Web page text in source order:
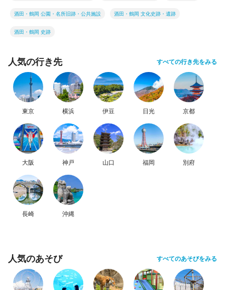
酒田・鶴岡 公園・名所旧跡・公共施設 酒田・鶴岡 文化史跡・遺跡
酒田・鶴岡 史跡
人気の行き先 すべての行き先をみる
東京 横浜 伊豆 日光 京都
大阪 神戸 山口 福岡 別府
長崎 沖縄
人気のあそび すべてのあそびをみる